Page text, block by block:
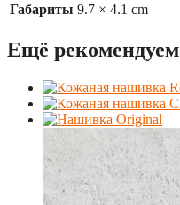
Габариты 9.7 × 4.1 cm
Ещё рекомендуем